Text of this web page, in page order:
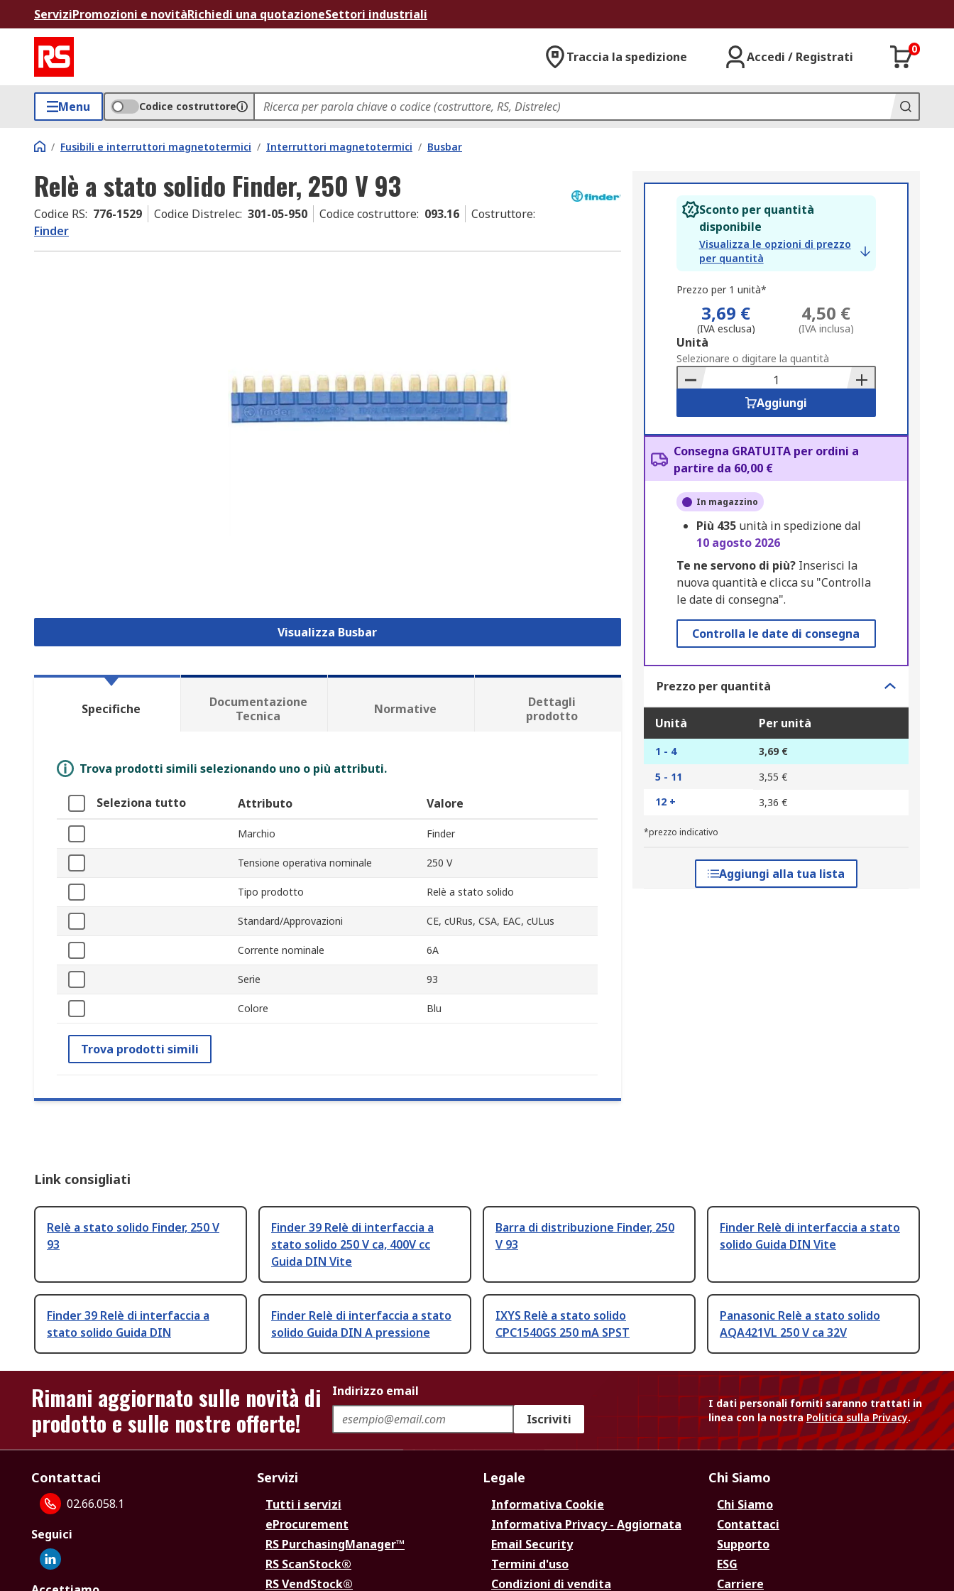
ServiziPromozioni e novitàRichiedi una quotazioneSettori industriali
Traccia la spedizione Accedi / Registrati
0
Menu Codice costruttore
/ Fusibili e interruttori magnetotermici / Interruttori magnetotermici / Busbar
Relè a stato solido Finder, 250 V 93
Codice RS: 776-1529 Codice Distrelec: 301-05-950 Codice costruttore: 093.16 Costruttore:
Finder
Visualizza Busbar
Sconto per quantità
disponibile
Visualizza le opzioni di prezzo
per quantità
Prezzo per 1 unità*
3,69 €
(IVA esclusa)
4,50 €
(IVA inclusa)
Add
to
Basket
Unità
Selezionare o digitare la quantità
Aggiungi
Consegna GRATUITA per ordini a
partire da 60,00 €
In magazzino
Più 435 unità in spedizione dal
10 agosto 2026
Te ne servono di più?Inserisci la
nuova quantità e clicca su "Controlla
le date di consegna".
Controlla le date di consegna
Prezzo per quantità
Unità Per unità
1 - 4
3,69 €
5 - 11
3,55 €
12 +
3,36 €
*prezzo indicativo
Aggiungi alla tua lista
Specifiche
Documentazione
Tecnica
Normative
Dettagli
prodotto
Trova prodotti simili selezionando uno o più attributi.
Seleziona tutto Attributo Valore
Marchio Finder
Tensione operativa nominale 250 V
Tipo prodotto Relè a stato solido
Standard/Approvazioni CE, cURus, CSA, EAC, cULus
Corrente nominale 6A
Serie 93
Colore Blu
Trova prodotti simili
Link consigliati
Relè a stato solido Finder, 250 V
93
Finder 39 Relè di interfaccia a
stato solido 250 V ca, 400V cc
Guida DIN Vite
Barra di distribuzione Finder, 250
V 93
Finder Relè di interfaccia a stato
solido Guida DIN Vite
Finder 39 Relè di interfaccia a
stato solido Guida DIN
Finder Relè di interfaccia a stato
solido Guida DIN A pressione
IXYS Relè a stato solido
CPC1540GS 250 mA SPST
Panasonic Relè a stato solido
AQA421VL 250 V ca 32V
Rimani aggiornato sulle novità di
prodotto e sulle nostre offerte!
Indirizzo email
Iscriviti
I dati personali forniti saranno trattati in
linea con la nostraPolitica sulla Privacy.
Contattaci
02.66.058.1
Seguici
Servizi
Tutti i servizi
eProcurement
RS PurchasingManager™
RS ScanStock®
RS VendStock®
Legale
Informativa Cookie
Informativa Privacy - Aggiornata
Email Security
Termini d'uso
Condizioni di vendita
Chi Siamo
Chi Siamo
Contattaci
Supporto
ESG
Carriere